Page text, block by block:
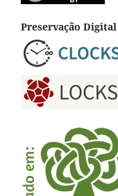
Preservação Digital